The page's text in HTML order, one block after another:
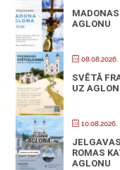
AGLONU
08.08.2026.
SVĒTĀ
UZ
10.08.2026.
ROMAS
AGLONU